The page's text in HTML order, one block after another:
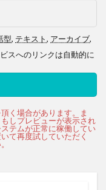
型, テキスト, アーカイブ,
スへのリンクは自動的に